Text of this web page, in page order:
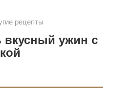
рецепты
вкусный ужин с